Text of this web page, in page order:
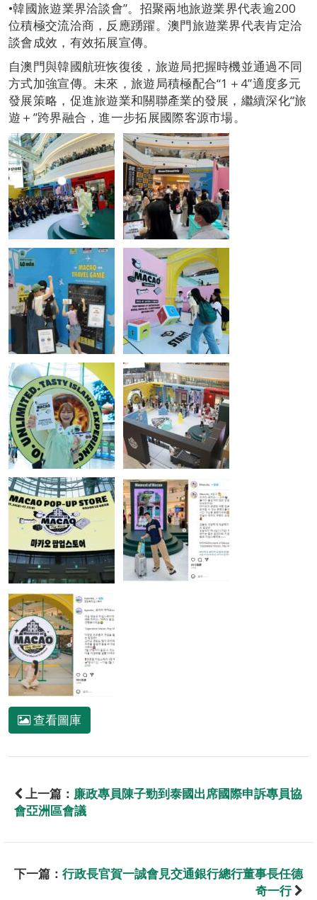
•韓國旅遊業界洽談會”。招聚兩地旅遊業界代表逾200
位積極交流洽商，反應踴躍。澳門旅遊業界代表肯定洽
談會成效，有效拓展宣傳。
自澳門與韓國航班恢復後，旅遊局把握時機並通過不同
方式加強宣傳。未來，旅遊局積極配合“1＋4”適度多元
發展策略，促進旅遊業和關聯產業的發展，繼續深化“旅
遊＋”跨界融合，進一步拓展國際客源市場。
查看圖庫
上一篇： 廉政專員陳子勁到泰國出席國際申訴專員協
會亞洲區會議
下一篇： 行政長官賀一誠會見交通銀行總行董事長任德
奇一行